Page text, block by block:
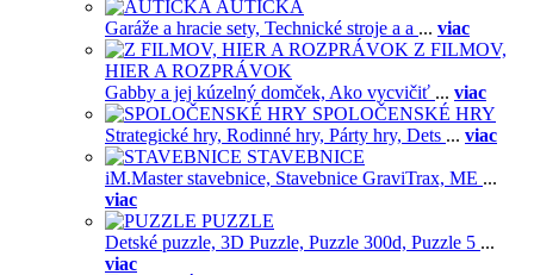
AUTÍČKA
Garáže a hracie sety, Technické stroje a a ... viac
Z FILMOV,
HIER A ROZPRÁVOK
Gabby a jej kúzelný domček, Ako vycvičiť ... viac
SPOLOČENSKÉ HRY
Strategické hry, Rodinné hry, Párty hry, Dets ... viac
STAVEBNICE
iM.Master stavebnice, Stavebnice GraviTrax, ME ...
viac
PUZZLE
Detské puzzle, 3D Puzzle, Puzzle 300d, Puzzle 5 ...
viac